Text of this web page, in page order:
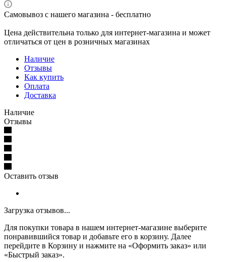
Самовывоз с нашего магазина - бесплатно
Цена действительна только для интернет-магазина и может
отличаться от цен в розничных магазинах
Наличие
Отзывы
Как купить
Оплата
Доставка
Наличие
Отзывы
Оставить отзыв
Загрузка отзывов...
Для покупки товара в нашем интернет-магазине выберите
понравившийся товар и добавьте его в корзину. Далее
перейдите в Корзину и нажмите на «Оформить заказ» или
«Быстрый заказ».